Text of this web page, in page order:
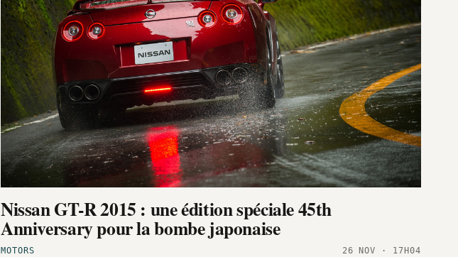
MOTORS
Nissan GT-R 2015 : une édition spéciale 45th
Anniversary pour la bombe japonaise
26 NOV · 17H04